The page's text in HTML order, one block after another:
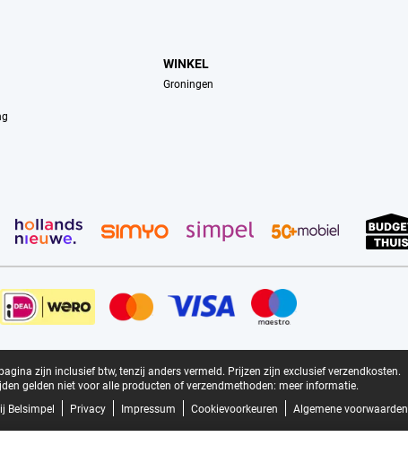
WINKEL
Groningen
zijn inclusief btw, tenzij anders vermeld. Prijzen zijn exclusief verzendkosten.
gelden niet voor alle producten of verzendmethoden: meer informatie.
Belsimpel Privacy Impressum Cookievoorkeuren Algemene voorwaarden